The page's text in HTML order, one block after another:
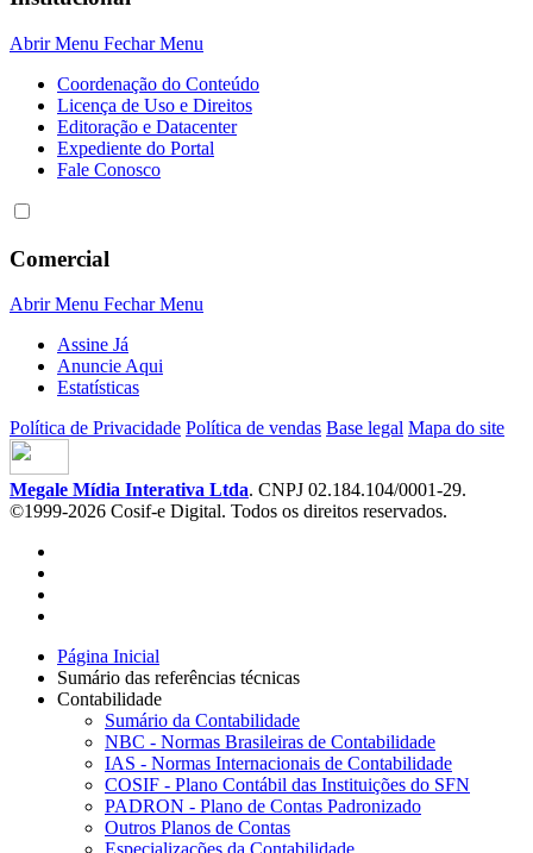
Abrir Menu Fechar Menu
Coordenação do Conteúdo
Licença de Uso e Direitos
Editoração e Datacenter
Expediente do Portal
Fale Conosco
Comercial
Abrir Menu Fechar Menu
Assine Já
Anuncie Aqui
Estatísticas
Política de Privacidade Política de vendas Base legal Mapa do site
Megale Mídia Interativa Ltda. CNPJ 02.184.104/0001-29.
©1999-2026 Cosif-e Digital. Todos os direitos reservados.
Página Inicial
Sumário das referências técnicas
Contabilidade
Sumário da Contabilidade
NBC - Normas Brasileiras de Contabilidade
IAS - Normas Internacionais de Contabilidade
COSIF - Plano Contábil das Instituições do SFN
PADRON - Plano de Contas Padronizado
Outros Planos de Contas